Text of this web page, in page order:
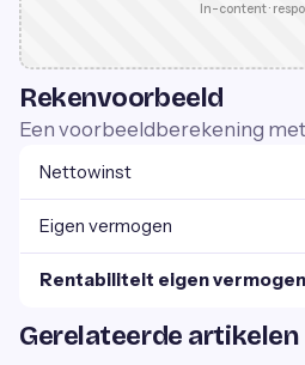
In-content ·
Rekenvoorbeeld
Een voorbeeldberekening
Nettowinst
Eigen vermogen
Rentabiliteit eigen vermogen
Gerelateerde artikelen